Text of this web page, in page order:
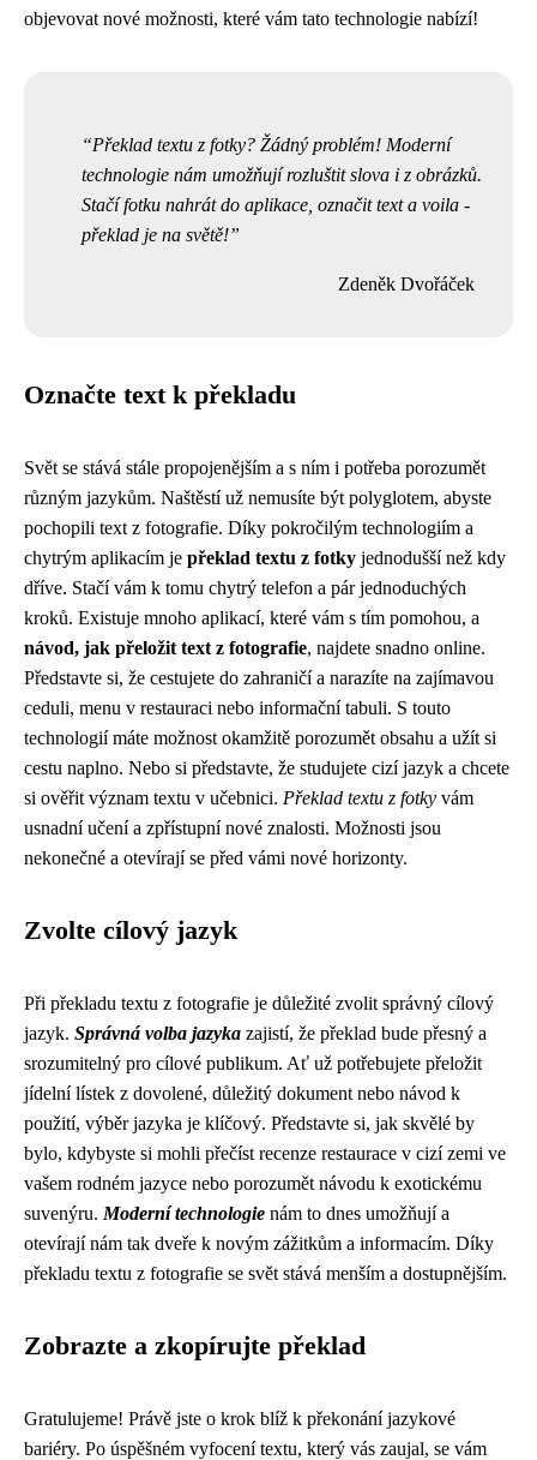
objevovat nové možnosti, které vám tato technologie nabízí!
Překlad textu z fotky? Žádný problém! Moderní
technologie nám umožňují rozluštit slova i z obrázků.
Stačí fotku nahrát do aplikace, označit text a voila -
překlad je na světě!
Zdeněk Dvořáček
Označte text k překladu
Svět se stává stále propojenějším a s ním i potřeba porozumět
různým jazykům. Naštěstí už nemusíte být polyglotem, abyste
pochopili text z fotografie. Díky pokročilým technologiím a
chytrým aplikacím je překlad textu z fotky jednodušší než kdy
dříve. Stačí vám k tomu chytrý telefon a pár jednoduchých
kroků. Existuje mnoho aplikací, které vám s tím pomohou, a
návod, jak přeložit text z fotografie, najdete snadno online.
Představte si, že cestujete do zahraničí a narazíte na zajímavou
ceduli, menu v restauraci nebo informační tabuli. S touto
technologií máte možnost okamžitě porozumět obsahu a užít si
cestu naplno. Nebo si představte, že studujete cizí jazyk a chcete
si ověřit význam textu v učebnici. Překlad textu z fotky vám
usnadní učení a zpřístupní nové znalosti. Možnosti jsou
nekonečné a otevírají se před vámi nové horizonty.
Zvolte cílový jazyk
Při překladu textu z fotografie je důležité zvolit správný cílový
jazyk. Správná volba jazyka zajistí, že překlad bude přesný a
srozumitelný pro cílové publikum. Ať už potřebujete přeložit
jídelní lístek z dovolené, důležitý dokument nebo návod k
použití, výběr jazyka je klíčový. Představte si, jak skvělé by
bylo, kdybyste si mohli přečíst recenze restaurace v cizí zemi ve
vašem rodném jazyce nebo porozumět návodu k exotickému
suvenýru. Moderní technologie nám to dnes umožňují a
otevírají nám tak dveře k novým zážitkům a informacím. Díky
překladu textu z fotografie se svět stává menším a dostupnějším.
Zobrazte a zkopírujte překlad
Gratulujeme! Právě jste o krok blíž k překonání jazykové
bariéry. Po úspěšném vyfocení textu, který vás zaujal, se vám